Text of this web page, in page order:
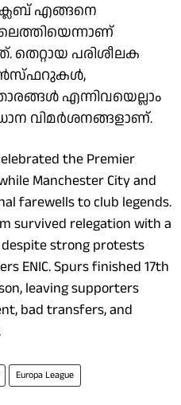
ക്ലബ് എങ്ങനെ
പരിശീലക
എന്നിവയെല്ലാം
വിമര്‍ശനങ്ങളാണ്.
the Premier
Manchester City and
farewells to club legends.
survived relegation with a
strong protests
ENIC. Spurs finished 17th
leaving supporters
bad transfers, and
Europa League